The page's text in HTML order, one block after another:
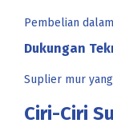
Pembelian
Dukungan
Suplier mur
Ciri-Ciri